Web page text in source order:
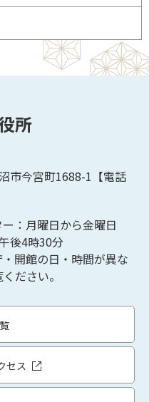
所
市今宮町1688-1【電話
：月曜日から金曜日
後4時30分
開館の日・時間が異な
ださい。
セス